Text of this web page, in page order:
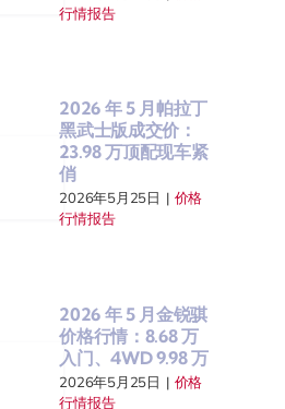
行情报告
2026 年 5 月帕拉丁
黑武士版成交价：
23.98 万顶配现车紧
俏
2026年5月25日 | 价格
行情报告
2026 年 5 月金锐骐
价格行情：8.68 万
入门、4WD 9.98 万
2026年5月25日 | 价格
行情报告